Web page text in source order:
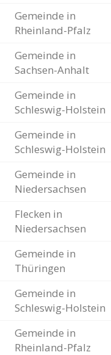
Gemeinde in
Rheinland-Pfalz
Gemeinde in
Sachsen-Anhalt
Gemeinde in
Schleswig-Holstein
Gemeinde in
Schleswig-Holstein
Gemeinde in
Niedersachsen
Flecken in
Niedersachsen
Gemeinde in
Thüringen
Gemeinde in
Schleswig-Holstein
Gemeinde in
Rheinland-Pfalz